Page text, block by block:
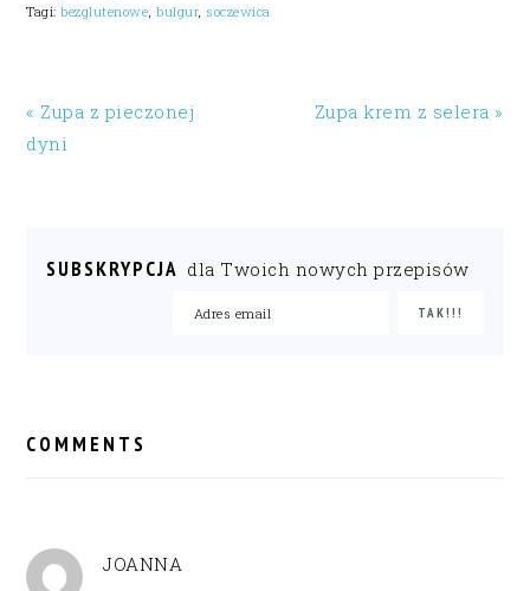
Tagi:bezglutenowe ,bulgur, soczewica
« Zupa z pieczonej
dyni
Zupa krem z selera »
SUBSKRYPCJA dla Twoich nowych przepisów
INTERACTIONS
COMMENTS
JOANNA